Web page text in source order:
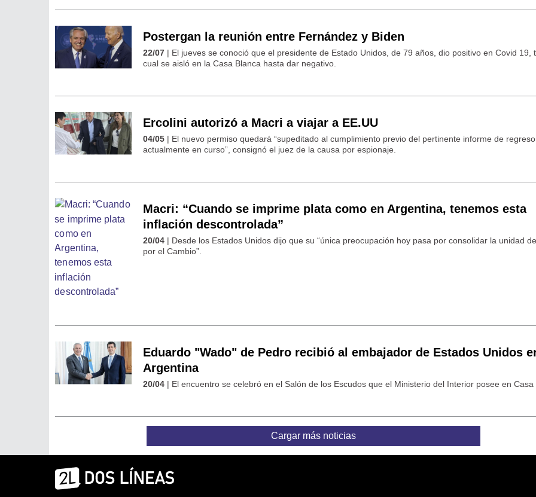
Postergan la reunión entre Fernández y Biden
22/07 | El jueves se conoció que el presidente de Estado Unidos, de 79 años, dio positivo en Covid 19,
cual se aisló en la Casa Blanca hasta dar negativo.
Ercolini autorizó a Macri a viajar a EE.UU
04/05 | El nuevo permiso quedará “supeditado al cumplimiento previo del pertinente informe de
actualmente en curso”, consignó el juez de la causa por espionaje.
Macri: “Cuando se imprime plata como en Argentina, tenemos esta
inflación descontrolada”
20/04 | Desde los Estados Unidos dijo que su “única preocupación hoy pasa por consolidar la unidad
por el Cambio”.
Eduardo "Wado" de Pedro recibió al embajador de Estados Unidos
Argentina
20/04 | El encuentro se celebró en el Salón de los Escudos que el Ministerio del Interior posee en Casa
Cargar más noticias